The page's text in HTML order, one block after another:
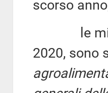
scorso
le
2020, sono